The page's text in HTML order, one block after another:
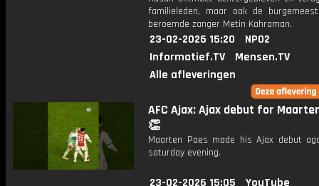
familieleden, maar ook de
beroemde zanger Metin Kahraman.
23-02-2026 15:20
NPO2
Informatief.TV
Mensen.TV
Alle afleveringen
AFC Ajax: Ajax debut for
👏
Maarten Paes made his Ajax debut
saturday evening.
23-02-2026 15:05
YouTube